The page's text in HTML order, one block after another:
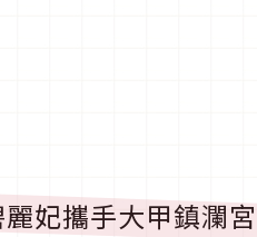
妃攜手大甲鎮瀾